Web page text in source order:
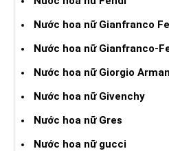
Nước hoa nữ Gianfranco
Nước hoa nữ Gianfranco-
Nước hoa nữ Giorgio
Nước hoa nữ Givenchy
Nước hoa nữ Gres
Nước hoa nữ gucci